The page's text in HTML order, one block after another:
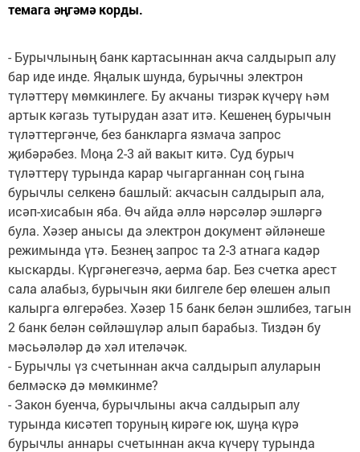
темага әңгәмә корды.
- Бурычлының банк картасыннан акча салдырып алу
бар иде инде. Яңалык шунда, бурычны электрон
түләттерү мөмкинлеге. Бу акчаны тизрәк күчерү һәм
артык кәгазь тутырудан азат итә. Кешенең бурычын
түләттергәнче, без банкларга язмача запрос
җибәрәбез. Моңа 2-3 ай вакыт китә. Суд бурыч
түләттерү турында карар чыгарганнан соң гына
бурычлы селкенә башлый: акчасын салдырып ала,
исәп-хисабын яба. Өч айда әллә нәрсәләр эшләргә
була. Хәзер анысы да электрон документ әйләнеше
режимында үтә. Безнең запрос та 2-3 атнага кадәр
кыскарды. Күргәнегезчә, аерма бар. Без счетка арест
сала алабыз, бурычын яки билгеле бер өлешен алып
калырга өлгерәбез. Хәзер 15 банк белән эшлибез, тагын
2 банк белән сөйләшүләр алып барабыз. Тиздән бу
мәсьәләләр дә хәл ителәчәк.
- Бурычлы үз счетыннан акча салдырып алуларын
белмәскә дә мөмкинме?
- Закон буенча, бурычлыны акча салдырып алу
турында кисәтеп торуның кирәге юк, шуңа күрә
бурычлы аннары счетыннан акча күчерү турында